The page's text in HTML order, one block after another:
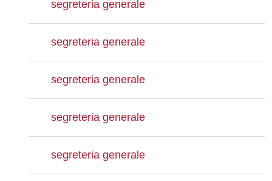
segreteria generale
segreteria generale
segreteria generale
segreteria generale
segreteria generale